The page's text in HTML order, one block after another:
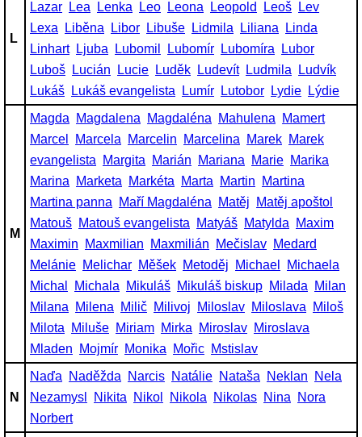
L
Lazar Lea Lenka Leo Leona Leopold Leoš
Lev
Lexa
Liběna Libor Libuše Lidmila Liliana
Linda
Linhart
Ljuba Lubomil Lubomír Lubomíra
Lubor
Luboš
Lucián Lucie Luděk Ludevít Ludmila
Ludvík
Lukáš
Lukáš evangelista Lumír Lutobor Lydie Lýdie
M
Magda Magdalena Magdaléna Mahulena
Mamert
Marcel
Marcela Marcelin Marcelina Marek Marek
evangelista
Margita Marián Mariana Marie Marika
Marina
Marketa Markéta Marta Martin
Martina
Martina panna
Maří Magdaléna Matěj
Matěj apoštol
Matouš Matouš evangelista Matyáš Matylda
Maxim
Maximin
Maxmilian Maxmilián Mečislav Medard
Melánie Melichar Měšek Metoděj Michael
Michaela
Michal
Michala Mikuláš Mikuláš biskup Milada
Milan
Milana
Milena Milič Milivoj Miloslav Miloslava
Miloš
Milota
Miluše Miriam Mirka Miroslav Miroslava
Mladen
Mojmír Monika Mořic Mstislav
N
Naďa Naděžda Narcis Natálie Nataša Neklan
Nela
Nezamysl
Nikita Nikol Nikola Nikolas Nina
Nora
Norbert